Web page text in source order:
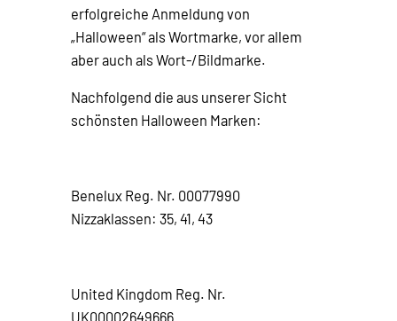
erfolgreiche Anmeldung von
„Halloween“ als Wortmarke, vor allem
aber auch als Wort-/Bildmarke.
Nachfolgend die aus unserer Sicht
schönsten Halloween Marken:
Benelux Reg. Nr. 00077990
Nizzaklassen: 35, 41, 43
United Kingdom Reg. Nr.
UK00002649666